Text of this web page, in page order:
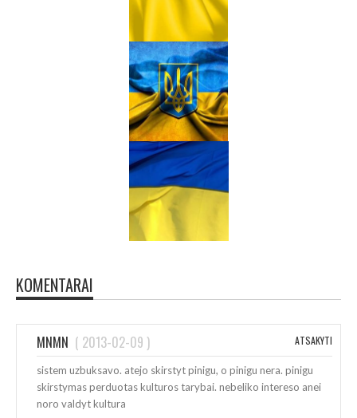
KOMENTARAI
MNMN ( 2013-02-09 ) ATSAKYTI
sistem uzbuksavo. atejo skirstyt pinigu, o pinigu nera. pinigu
skirstymas perduotas kulturos tarybai. nebeliko intereso anei
noro valdyt kultura